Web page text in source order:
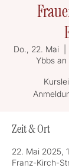
Do., 22. Mai
Ybbs
Zeit & Ort
22. Mai 2025,
Franz-Kirch-